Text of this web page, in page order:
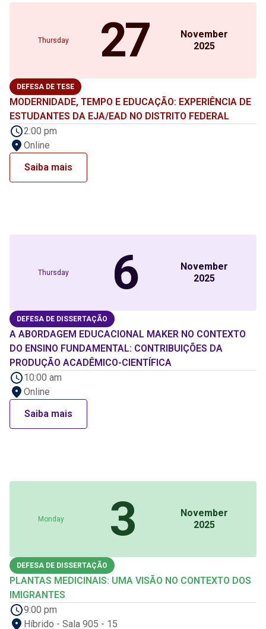
Thursday 27
November
2025
DEFESA DE TESE
MODERNIDADE, TEMPO E EDUCAÇÃO: EXPERIÊNCIA DE
ESTUDANTES DA EJA/EAD NO DISTRITO FEDERAL
2:00 pm
Online
Saiba mais
Thursday 6
November
2025
DEFESA DE DISSERTAÇÃO
A ABORDAGEM EDUCACIONAL MAKER NO CONTEXTO
DO ENSINO FUNDAMENTAL: CONTRIBUIÇÕES DA
PRODUÇÃO ACADÊMICO-CIENTÍFICA
10:00 am
Online
Saiba mais
Monday 3
November
2025
DEFESA DE DISSERTAÇÃO
PLANTAS MEDICINAIS: UMA VISÃO NO CONTEXTO DOS
IMIGRANTES
9:00 pm
Híbrido - Sala 905 - 15